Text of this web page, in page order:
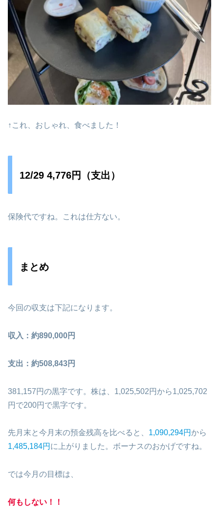
↑これ、おしゃれ、食べました！
12/29 4,776円（支出）
保険代ですね。これは仕方ない。
まとめ
今回の収支は下記になります。
収入：約890,000円
支出：約508,843円
381,157円の黒字です。株は、1,025,502円から1,025,702
円で200円で黒字です。
先月末と今月末の預金残高を比べると、 1,090,294円から
1,485,184円 に上がりました。ボーナスのおかげですね。
では今月の目標は、
何もしない！！